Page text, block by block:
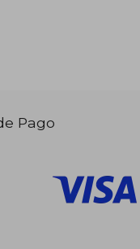
Pago